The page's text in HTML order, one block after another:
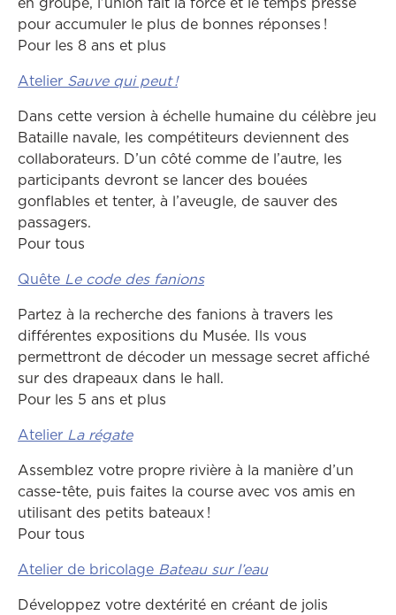
pour accumuler le plus de bonnes réponses !
Pour les 8 ans et plus
Atelier Sauve qui peut !
Dans cette version à échelle humaine du célèbre jeu
Bataille navale, les compétiteurs deviennent des
collaborateurs. D’un côté comme de l’autre, les
participants devront se lancer des bouées
gonflables et tenter, à l’aveugle, de sauver des
passagers.
Pour tous
Quête Le code des fanions
Partez à la recherche des fanions à travers les
différentes expositions du Musée. Ils vous
permettront de décoder un message secret affiché
sur des drapeaux dans le hall.
Pour les 5 ans et plus
Atelier La régate
Assemblez votre propre rivière à la manière d’un
casse-tête, puis faites la course avec vos amis en
utilisant des petits bateaux !
Pour tous
Atelier de bricolage Bateau sur l’eau
Développez votre dextérité en créant de jolis